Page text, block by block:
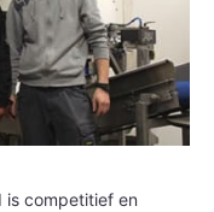
is competitief en